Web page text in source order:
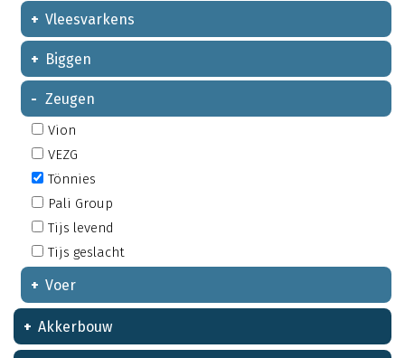
Vleesvarkens
Biggen
Zeugen
Vion
VEZG
Tönnies
Pali Group
Tijs levend
Tijs geslacht
Voer
Akkerbouw